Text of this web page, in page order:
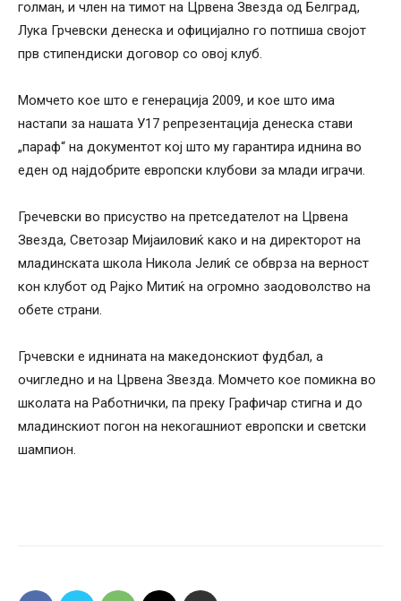
голман, и член на тимот на Црвена Звезда од Белград,
Лука Грчевски денеска и официјално го потпиша својот
прв стипендиски договор со овој клуб.
Момчето кое што е генерација 2009, и кое што има
настапи за нашата У17 репрезентација денеска стави
„параф“ на документот кој што му гарантира иднина во
еден од најдобрите европски клубови за млади играчи.
Гречевски во присуство на претседателот на Црвена
Звезда, Светозар Мијаиловиќ како и на директорот на
младинската школа Никола Јелиќ се обврза на верност
кон клубот од Рајко Митиќ на огромно заодоволство на
обете страни.
Грчевски е иднината на македонскиот фудбал, а
очигледно и на Црвена Звезда. Момчето кое помикна во
школата на Работнички, па преку Графичар стигна и до
младинскиот погон на некогашниот европски и светски
шампион.